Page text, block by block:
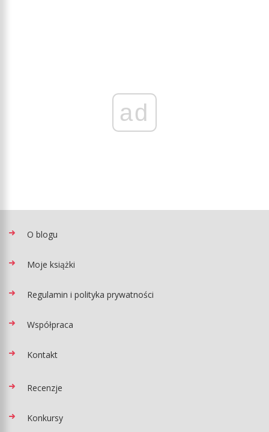
ad
O blogu
Moje książki
Regulamin i polityka prywatności
Współpraca
Kontakt
Recenzje
Konkursy